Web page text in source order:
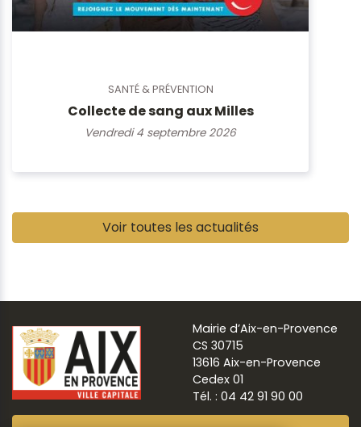
SANTÉ & PRÉVENTION
Collecte de sang aux Milles
Vendredi 4 septembre 2026
Voir toutes les actualités
Mairie d’Aix-en-Provence
CS 30715
13616 Aix-en-Provence
Cedex 01
Tél. : 04 42 91 90 00